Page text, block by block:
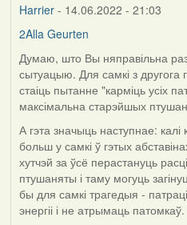
Harrier- 14.06.2022 - 21:03
2Alla Geurten
Думаю, што Вы няправільна
сытуацыю. Для самкі з другога
стаіць пытанне "карміць усіх
максімальна старэйшых
А гэта значыць наступнае: калі
больш у самкі ў гэтых
хутчэй за ўсё перастануць
птушаняты і таму могуць
бы для самкі трагедыя -
энергіі і не атрымаць патомкаў.